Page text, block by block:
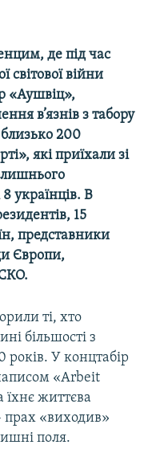
де під час
світової війни
«Аушвіц»,
в’язнів з табору
близько 200
які приїхали зі
українців. В
15
представники
Європи,
ті, хто
більшості з
років. У концтабір
«Arbeit
їхнє життєва
прах «виходив»
поля.